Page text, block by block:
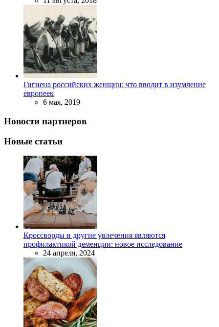
Гигиена российских женщин: что вводит в изумление
европеек
6 мая, 2019
Новости партнеров
Новые статьи
Кроссворды и другие увлечения являются
профилактикой деменции: новое исследование
24 апреля, 2024